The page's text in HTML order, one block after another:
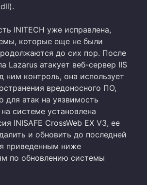
INITECH уже исправлена,
которые еще не были
до сих пор. После
Lazarus атакует веб-сервер IIS
ним контроль, она использует
вредоносного ПО,
для атак на уязвимость
системе установлена
INISAFE CrossWeb EX V3, ее
и обновить до последней
приведенным ниже
по обновлению системы